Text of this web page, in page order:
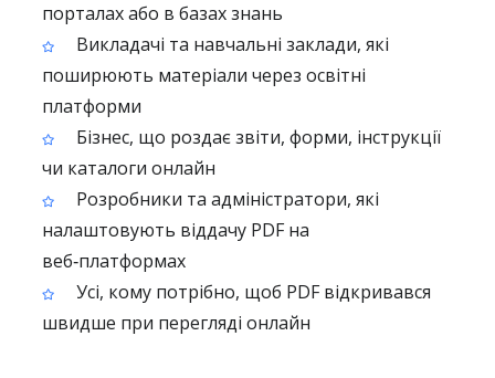
порталах або в базах знань
Викладачі та навчальні заклади, які
поширюють матеріали через освітні
платформи
Бізнес, що роздає звіти, форми, інструкції
чи каталоги онлайн
Розробники та адміністратори, які
налаштовують віддачу PDF на
веб‑платформах
Усі, кому потрібно, щоб PDF відкривався
швидше при перегляді онлайн